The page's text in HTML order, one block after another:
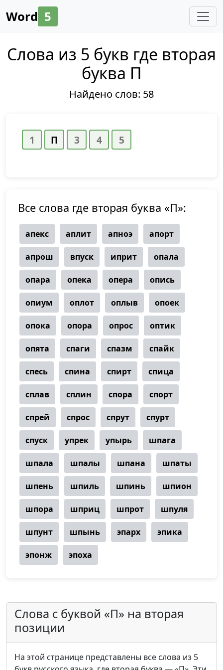
Word 5
Слова из 5 букв где вторая
буква П
Найдено слов: 58
Все слова где вторая буква «П»:
апекс аплит апноэ апорт
апрош впуск иприт опала
опара опека опера опись
опиум оплот оплыв опоек
опока опора опрос оптик
опята спаги спазм спайк
спесь спина спирт спица
сплав сплин спора спорт
спрей спрос спрут спурт
спуск упрек упырь шпага
шпала шпалы шпана шпаты
шпень шпиль шпинь шпион
шпора шприц шпрот шпуля
шпунт шпынь эпарх эпика
эпонж эпоха
Слова с буквой «П» на вторая
позиции
На этой странице представлены все слова из 5